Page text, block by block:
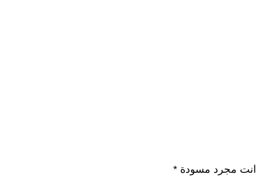
انت مجرد مسودة *